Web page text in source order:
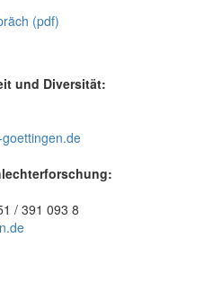
(pdf)
und Diversität:
/ 391 093 8